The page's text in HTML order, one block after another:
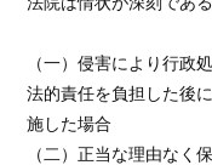
（一）侵害により行政
法的責任を負担した後
施した場合
（二）正当な理由なく